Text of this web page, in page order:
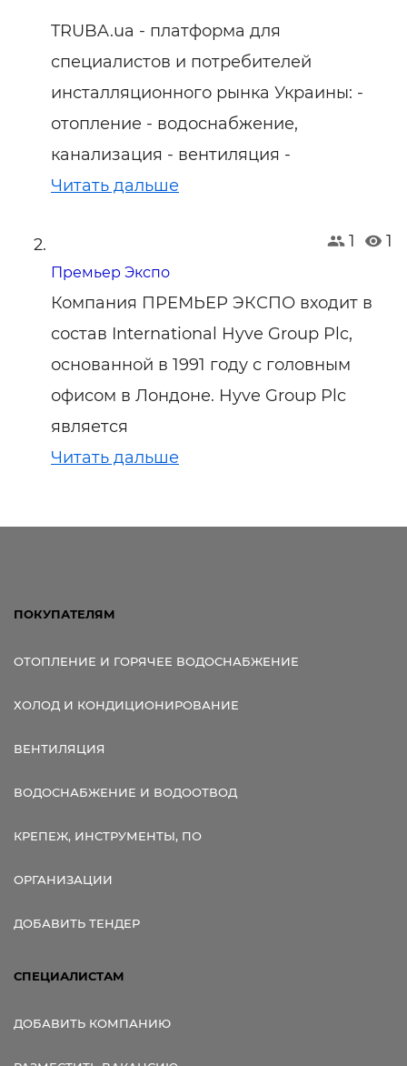
TRUBA.ua - платформа для
специалистов и потребителей
инсталляционного рынка Украины: -
отопление - водоснабжение,
канализация - вентиляция -
Читать дальше
1 1
Премьер Экспо
Компания ПРЕМЬЕР ЭКСПО входит в
состав International Hyve Group Plc,
основанной в 1991 году с головным
офисом в Лондоне. Hyve Group Plc
является
Читать дальше
ПОКУПАТЕЛЯМ
ОТОПЛЕНИЕ И ГОРЯЧЕЕ ВОДОСНАБЖЕНИЕ
ХОЛОД И КОНДИЦИОНИРОВАНИЕ
ВЕНТИЛЯЦИЯ
ВОДОСНАБЖЕНИЕ И ВОДООТВОД
КРЕПЕЖ, ИНСТРУМЕНТЫ, ПО
ОРГАНИЗАЦИИ
ДОБАВИТЬ ТЕНДЕР
СПЕЦИАЛИСТАМ
ДОБАВИТЬ КОМПАНИЮ